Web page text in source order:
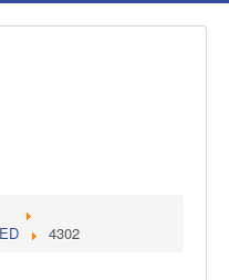
4302